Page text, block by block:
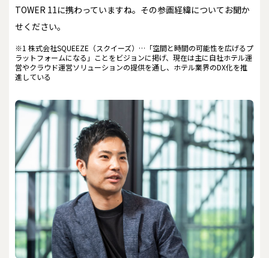
TOWER 11に携わっていますね。その参画経緯についてお聞か
せください。
※1 株式会社SQUEEZE（スクイーズ）…「空間と時間の可能性を広げるプ
ラットフォームになる」ことをビジョンに掲げ、現在は主に自社ホテル運
営やクラウド運営ソリューションの提供を通し、ホテル業界のDX化を推
進している